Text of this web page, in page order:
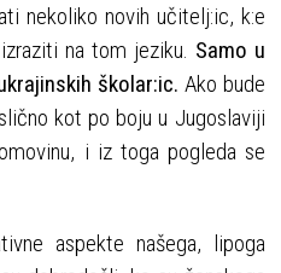
nekoliko novih učitelj:ic, k:e
na tom jeziku. Samo u
školar:ic. Ako bude
kot po boju u Jugoslaviji
i iz toga pogleda se
aspekte našega, lipoga